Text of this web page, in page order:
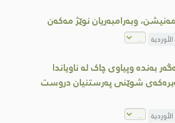
وبەرامبەریان نوێژ مەکەن
الأوردية
بەندە وپیاوی چاک لە ناویاندا
شوێنی پەرستنیان دروست
الأوردية